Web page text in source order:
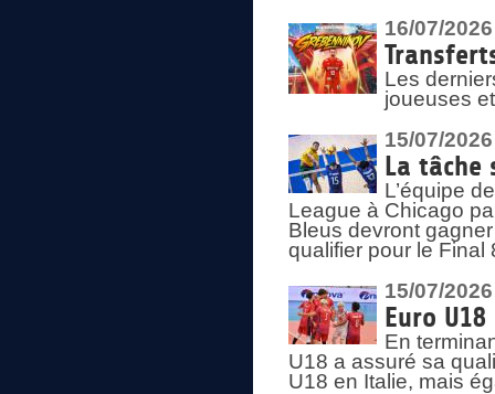
16/07/2026
Les
joueuses
15/07/2026
La tâche
L’équipe
League à Chicago
Bleus devront
qualifier pour le Final
15/07/2026
Euro
En
U18 a assuré sa
U18 en Italie, mais